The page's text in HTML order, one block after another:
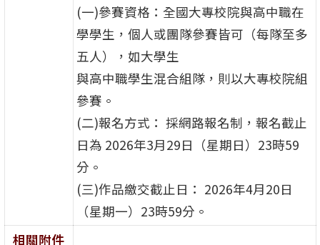
(一)參賽資格：全國大專校院與高中職在
學學生，個人或團隊參賽皆可（每隊至多
五人），如大學生
與高中職學生混合組隊，則以大專校院組
參賽。
(二)報名方式： 採網路報名制，報名截止
日為 2026年3月29日（星期日）23時59
分。
(三)作品繳交截止日： 2026年4月20日
（星期一）23時59分。
相關附件